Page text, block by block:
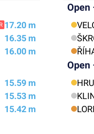
17.20 m
16.35 m
16.00 m
15.59 m
15.53 m
15.42 m
Open
Open